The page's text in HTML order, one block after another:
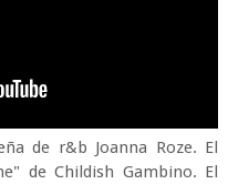
de r&b Joanna Roze. El
de Childish Gambino. El